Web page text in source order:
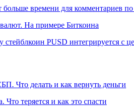
больше времени для комментариев
На примере Биткоина
стейблкоин PUSD интегрируется с
Что делать и как вернуть деньги
теряется и как это спасти